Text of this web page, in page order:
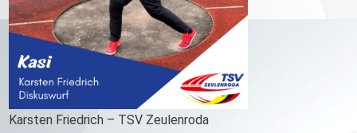
Karsten Friedrich – TSV Zeulenroda